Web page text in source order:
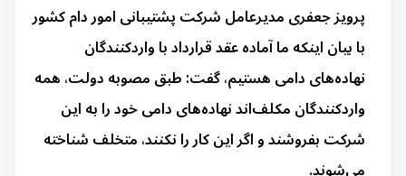
پرویز جعفری مدیرعامل شرکت پشتیبانی امور دام کشور
با بیان اینکه ما آماده عقد قرارداد با واردکنندگان
نهاده‌های دامی هستیم، گفت: طبق مصوبه دولت، همه
واردکنندگان مکلف‌اند نهاده‌های دامی خود را به این
شرکت بفروشند و اگر این کار را نکنند، متخلف شناخته